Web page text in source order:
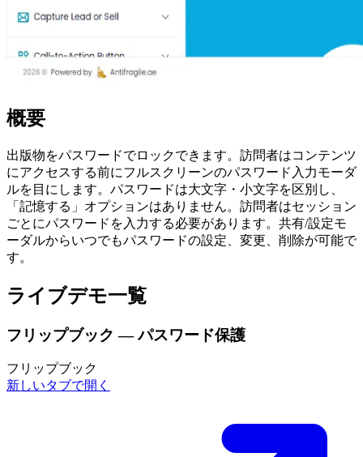
概要
出版物をパスワードでロックできます。訪問者はコンテンツ
にアクセスする前にフルスクリーンのパスワード入力モーダ
ルを目にします。パスワードは大文字・小文字を区別し、
「記憶する」オプションはありません。訪問者はセッション
ごとにパスワードを入力する必要があります。共有/設定モ
ーダルからいつでもパスワードの設定、変更、削除が可能で
す。
ライブデモ一覧
フリップブック — パスワード保護
フリップブック
新しいタブで開く